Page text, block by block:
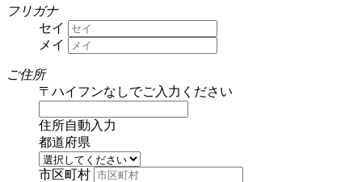
フリガナ
セイ
メイ
ご住所
〒 ハイフンなしでご入力ください
住所自動入力
都道府県
市区町村